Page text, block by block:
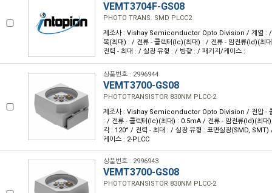
VEMT3704F-GS08
PHOTO TRANS. SMD PLCC2
제조사 : Vishay Semiconductor Opto Division / 계열 : /
복(최대) : / 전류 - 콜렉터(Ic)(최대) : / 전류 - 암전류(Id)(최
전력 - 최대 : / 실장 유형 : / 방향 : / 패키지/케이스 :
상품번호 : 2996944
VEMT3700-GS08
PHOTOTRANSISTOR 830NM PLCC-2
제조사 : Vishay Semiconductor Opto Division / 전압 -
: / 전류 - 콜렉터(Ic)(최대) : 0.5mA / 전류 - 암전류(Id)(최
각 : 120° / 전력 - 최대 : / 실장 유형 : 표면실장(SMD,
케이스 : 2-PLCC
상품번호 : 2996943
VEMT3700-GS08
PHOTOTRANSISTOR 830NM PLCC-2